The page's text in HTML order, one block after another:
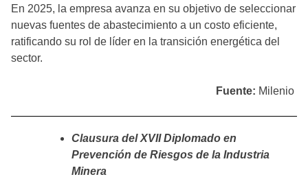
En 2025, la empresa avanza en su objetivo de seleccionar
nuevas fuentes de abastecimiento a un costo eficiente,
ratificando su rol de líder en la transición energética del
sector.
Fuente: Milenio
Clausura del XVII Diplomado en
Prevención de Riesgos de la Industria
Minera